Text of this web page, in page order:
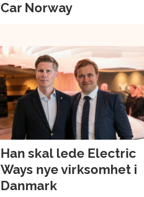
Car Norway
Han skal lede Electric
Ways nye virksomhet i
Danmark